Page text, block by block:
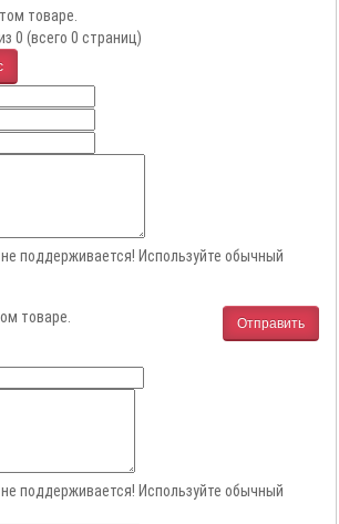
товаре.
0 (всего 0 страниц)
не поддерживается! Используйте обычный
Отправить
товаре.
не поддерживается! Используйте обычный